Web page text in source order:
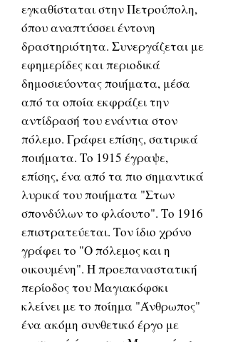
εγκαθίσταται στην Πετρούπολη,
όπου αναπτύσσει έντονη
δραστηριότητα. Συνεργάζεται με
εφημερίδες και περιοδικά
δημοσιεύοντας ποιήματα, μέσα
από τα οποία εκφράζει την
αντίδρασή του ενάντια στον
πόλεμο. Γράφει επίσης, σατιρικά
ποιήματα. Το 1915 έγραψε,
επίσης, ένα από τα πιο σημαντικά
λυρικά του ποιήματα "Στων
σπονδύλων το φλάουτο". Το 1916
επιστρατεύεται. Τον ίδιο χρόνο
γράφει το "O πόλεμος και η
οικουμένη". Η προεπαναστατική
περίοδος του Μαγιακόφσκι
κλείνει με το ποίημα "Άνθρωπος"
ένα ακόμη συνθετικό έργο με